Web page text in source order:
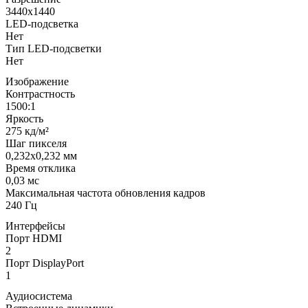
3440x1440
LED-подсветка
Нет
Тип LED-подсветки
Нет
Изображение
Контрастность
1500:1
Яркость
275 кд/м²
Шаг пикселя
0,232x0,232 мм
Время отклика
0,03 мс
Максимальная частота обновления кадров
240 Гц
Интерфейсы
Порт HDMI
2
Порт DisplayPort
1
Аудиосистема